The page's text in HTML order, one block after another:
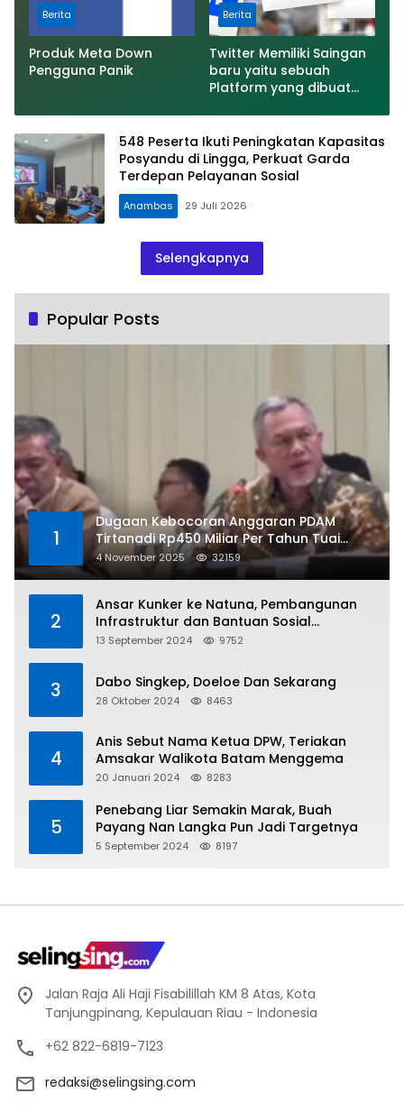
Berita
Produk Meta Down
Pengguna Panik
Berita
Twitter Memiliki Saingan
baru yaitu sebuah
Platform yang dibuat
548 Peserta Ikuti Peningkatan Kapasitas
Posyandu di Lingga, Perkuat Garda
Terdepan Pelayanan Sosial
Anambas 29 Juli 2026
Selengkapnya
Popular Posts
1
Dugaan Kebocoran Anggaran PDAM
Tirtanadi Rp450 Miliar Per Tahun Tuai
Kritikan
4 November 2025 32159
2
Ansar Kunker ke Natuna, Pembangunan
Infrastruktur dan Bantuan Sosial
Direalisasikan Hingga Pulau Tiga
13 September 2024 9752
3 Dabo Singkep, Doeloe Dan Sekarang
28 Oktober 2024 8463
4
Anis Sebut Nama Ketua DPW, Teriakan
Amsakar Walikota Batam Menggema
20 Januari 2024 8283
5
Penebang Liar Semakin Marak, Buah
Payang Nan Langka Pun Jadi Targetnya
5 September 2024 8197
Jalan Raja Ali Haji Fisabilillah KM 8 Atas, Kota
Tanjungpinang, Kepulauan Riau - Indonesia
+62 822-6819-7123
redaksi@selingsing.com